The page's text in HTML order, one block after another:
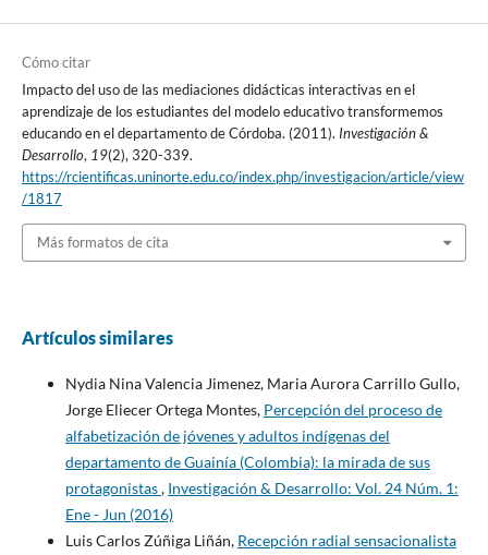
Cómo citar
Impacto del uso de las mediaciones didácticas interactivas en el
aprendizaje de los estudiantes del modelo educativo transformemos
educando en el departamento de Córdoba. (2011). Investigación &
Desarrollo, 19(2), 320-339.
https://rcientificas.uninorte.edu.co/index.php/investigacion/article/view
/1817
Más formatos de cita
Artículos similares
Nydia Nina Valencia Jimenez, Maria Aurora Carrillo Gullo,
Jorge Eliecer Ortega Montes, Percepción del proceso de
alfabetización de jóvenes y adultos indígenas del
departamento de Guainía (Colombia): la mirada de sus
protagonistas, Investigación & Desarrollo: Vol. 24 Núm. 1:
Ene - Jun (2016)
Luis Carlos Zúñiga Liñán, Recepción radial sensacionalista